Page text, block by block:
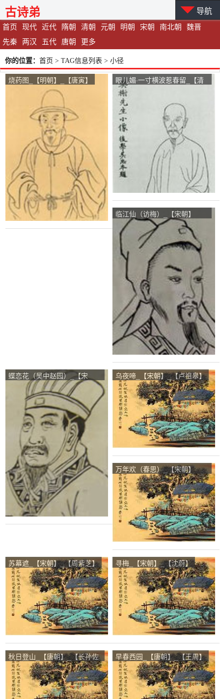
首页 现代 近代 隋朝 清朝 元朝 明朝 宋朝 南北朝
魏晋
先秦
两汉 五代 唐朝 更多
古诗弟 导航
你的位置： 首页 > TAG信息列表 > 小径
烧药图_【明朝】_【唐寅】
眼儿媚·一寸横波惹春留_【清
朝】_【厉鹗】
临江仙（访梅）_【宋朝】
_【刘辰翁】
蝶恋花（吴中赵园）_【宋
朝】_【吴潜】
乌夜啼_【宋朝】_【卢祖皋】
万年欢（春思）_【宋朝】
_【史达祖】
苏幕遮_【宋朝】_【周紫芝】 寻梅_【宋朝】_【沈蔚】
秋日登山_【唐朝】_【长孙佐
辅】
早春西园_【唐朝】_【王周】